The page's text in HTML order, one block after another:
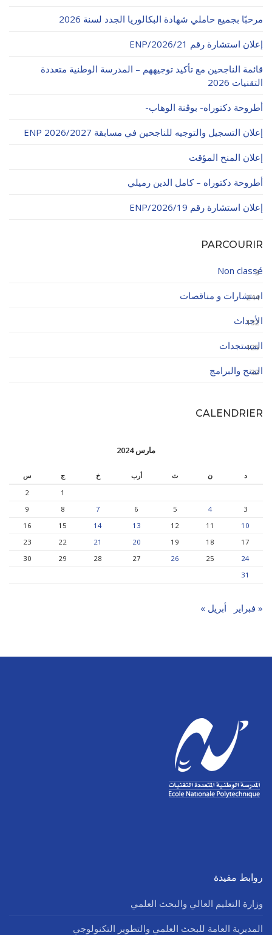
نماذج ما بعد التدرج
ميثاق الأداب والأخلاقيات الجامعية
مرحبًا بجميع حاملي شهادة البكالوريا الجدد لسنة 2026
إعلان استشارة رقم 21/ENP/2026
قائمة الناجحين مع تأكيد توجيههم – المدرسة الوطنية متعددة
التقنيات 2026
أطروحة دكتوراه- بوڨنة الوهاب-
إعلان التسجيل والتوجيه للناجحين في مسابقة ENP 2026/2027
إعلان المنح المؤقت
أطروحة دكتوراه – كامل الدين رميلي
إعلان استشارة رقم 19/ENP/2026
PARCOURIR
Non classé
3
استشارات و مناقصات
244
الأحداث
132
المستجدات
125
المنح والبرامج
32
CALENDRIER
مارس 2024
د ن ث أرب خ ج
س
1
2
3
4
5
6
7
8
9
10
11
12
13
14
15
16
17
18
19
20
21
22
23
24
25
26
27
28
29
30
31
« فبراير أبريل »
روابط مفيدة
وزارة التعليم العالي والبحث العلمي
المديرية العامة للبحث العلمي والتطوير التكنولوجي